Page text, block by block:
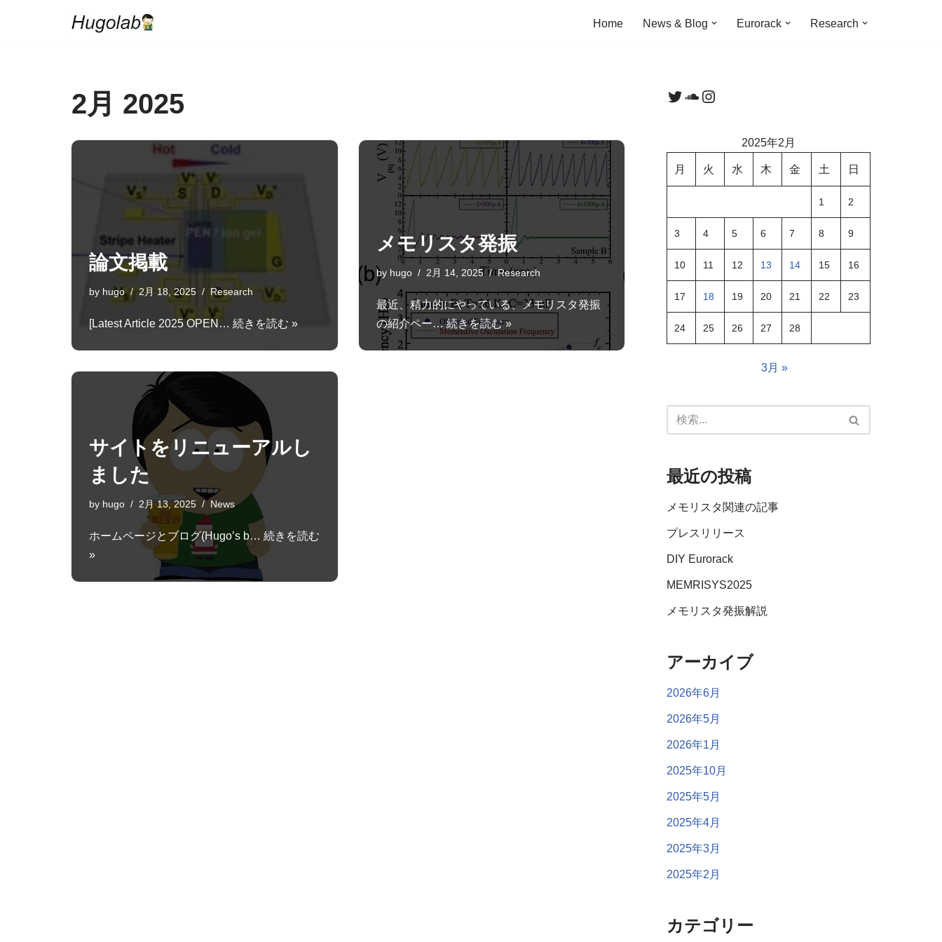
Home News & Blog Eurorack Research
2月 2025
論文掲載
by hugo 2月 18, 2025 Research
[Latest Article 2025 OPEN… 続きを読む »
メモリスタ発振
by hugo 2月 14, 2025 Research
最近、精力的にやっている、メモリスタ発振
の紹介ペー…続きを読む »
サイトをリニューアルし
ました
by hugo 2月 13, 2025 News
ホームページとブログ(Hugo’s b… 続きを読む
»
2025年2月
月 火 水 木 金 土 日
1 2
3 4 5 6 7 8 9
10 11 12 13 14 15 16
17 18 19 20 21 22 23
24 25 26 27 28
3月 »
最近の投稿
メモリスタ関連の記事
プレスリリース
DIY Eurorack
MEMRISYS2025
メモリスタ発振解説
アーカイブ
2026年6月
2026年5月
2026年1月
2025年10月
2025年5月
2025年4月
2025年3月
2025年2月
カテゴリー